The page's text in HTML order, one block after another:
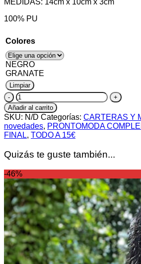
MEDIDAS: 14cm x 10cm x 3cm
100% PU
Colores
NEGRO
GRANATE
Limpiar
Cartera
NOX
cantidad
Añadir al carrito
SKU: N/D Categorías: CARTERAS Y
novedades, PRONTOMODA
FINAL, TODO A 15€
Quizás te guste también...
-46%